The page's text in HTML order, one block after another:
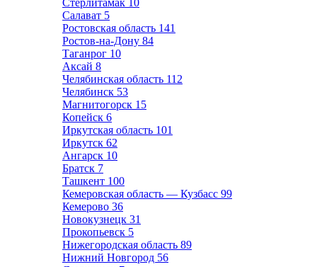
Стерлитамак 10
Салават 5
Ростовская область 141
Ростов-на-Дону 84
Таганрог 10
Аксай 8
Челябинская область 112
Челябинск 53
Магнитогорск 15
Копейск 6
Иркутская область 101
Иркутск 62
Ангарск 10
Братск 7
Ташкент 100
Кемеровская область — Кузбасс 99
Кемерово 36
Новокузнецк 31
Прокопьевск 5
Нижегородская область 89
Нижний Новгород 56